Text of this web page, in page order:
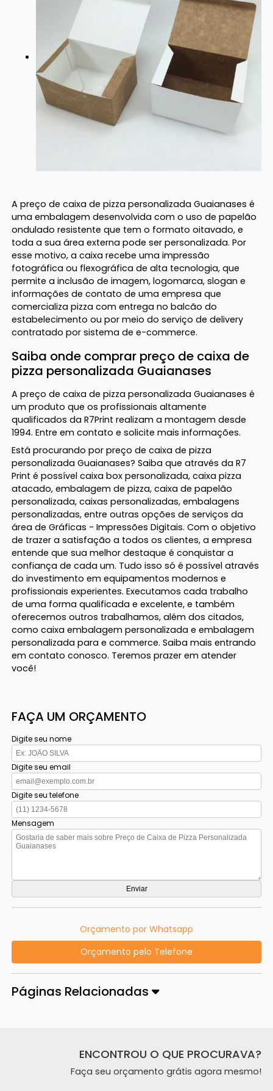
A preço de caixa de pizza personalizada Guaianases é
uma embalagem desenvolvida com o uso de papelão
ondulado resistente que tem o formato oitavado, e
toda a sua área externa pode ser personalizada. Por
esse motivo, a caixa recebe uma impressão
fotográfica ou flexográfica de alta tecnologia, que
permite a inclusão de imagem, logomarca, slogan e
informações de contato de uma empresa que
comercializa pizza com entrega no balcão do
estabelecimento ou por meio do serviço de delivery
contratado por sistema de e-commerce.
Saiba onde comprar preço de caixa de
pizza personalizada Guaianases
A preço de caixa de pizza personalizada Guaianases é
um produto que os profissionais altamente
qualificados da R7Print realizam a montagem desde
1994. Entre em contato e solicite mais informações.
Está procurando por preço de caixa de pizza
personalizada Guaianases? Saiba que através da R7
Print é possível caixa box personalizada, caixa pizza
atacado, embalagem de pizza, caixa de papelão
personalizada, caixas personalizadas, embalagens
personalizadas, entre outras opções de serviços da
área de Gráficas - Impressões Digitais. Com o objetivo
de trazer a satisfação a todos os clientes, a empresa
entende que sua melhor destaque é conquistar a
confiança de cada um. Tudo isso só é possível através
do investimento em equipamentos modernos e
profissionais experientes. Executamos cada trabalho
de uma forma qualificada e excelente, e também
oferecemos outros trabalhamos, além dos citados,
como caixa embalagem personalizada e embalagem
personalizada para e commerce. Saiba mais entrando
em contato conosco. Teremos prazer em atender
você!
FAÇA UM ORÇAMENTO
Digite seu nome
Digite seu email
Digite seu telefone
Mensagem
Orçamento por Whatsapp
Orçamento pelo Telefone
Páginas Relacionadas
ENCONTROU O QUE PROCURAVA?
Faça seu orçamento grátis agora mesmo!